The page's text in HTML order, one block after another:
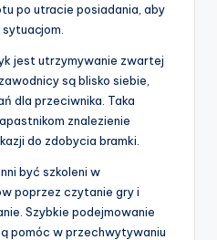
po utracie posiadania, aby
jest utrzymywanie zwartej
są blisko siebie,
dla przeciwnika. Taka
znalezienie
do zdobycia bramki.
być szkoleni w
poprzez czytanie gry i
Szybkie podejmowanie
pomóc w przechwytywaniu